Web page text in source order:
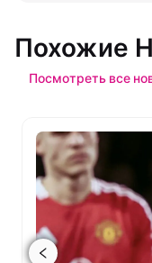
Похожие
Посмотреть все